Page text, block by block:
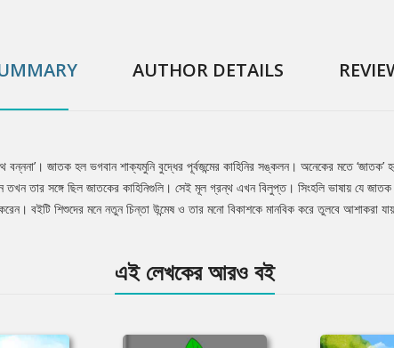
AUTHOR DETAILS
বন্ননা’। জাতক হল ভগবান শাক্যমুনি বুদ্ধের পূর্বজন্মের কাহিনির সঙ্কলন। অনেকের মতে
তখন তার সঙ্গে ছিল জাতকের কাহিনিগুলি। সেই মূল গ্রন্থ এখন বিলুপ্ত। সিংহলি ভাষায় যে
বইটি শিশুদের মনে নতুন চিন্তা উন্মেষ ও তার মনো বিকাশকে মানবিক করে তুলবে আশাকরা
এই লেখকের আরও বই